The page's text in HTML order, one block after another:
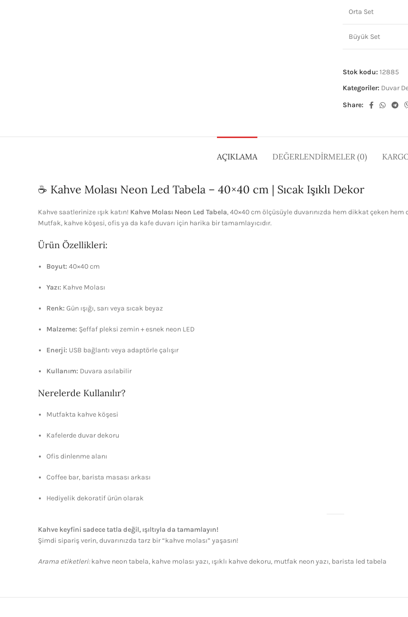
Orta Set
Büyük Set
Stok kodu: 12885
Kategoriler: Duvar
Share:
AÇIKLAMA DEĞERLENDIRMELER (0)
☕ Kahve Molası Neon Led Tabela – 40×40 cm | Sıcak Işıklı Dekor
Kahve saatlerinize ışık katın! Kahve Molası Neon Led Tabela, 40×40 cm ölçüsüyle duvarınızda hem dikkat çeken hem
Mutfak, kahve köşesi, ofis ya da kafe duvarı için harika bir tamamlayıcıdır.
Ürün Özellikleri:
Boyut: 40×40 cm
Yazı: Kahve Molası
Renk: Gün ışığı, sarı veya sıcak beyaz
Malzeme: Şeffaf pleksi zemin + esnek neon LED
Enerji: USB bağlantı veya adaptörle çalışır
Kullanım: Duvara asılabilir
Nerelerde Kullanılır?
Mutfakta kahve köşesi
Kafelerde duvar dekoru
Ofis dinlenme alanı
Coffee bar, barista masası arkası
Hediyelik dekoratif ürün olarak
Kahve keyfini sadece tatla değil, ışıltıyla da tamamlayın!
Şimdi sipariş verin, duvarınızda tarz bir “kahve molası” yaşasın!
Arama etiketleri:kahve neon tabela, kahve molası yazı, ışıklı kahve dekoru, mutfak neon yazı, barista led tabela